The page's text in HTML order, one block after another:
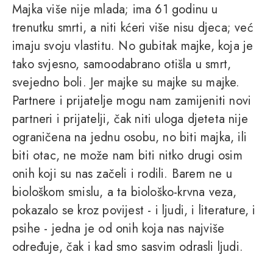
Majka više nije mlada; ima 61 godinu u
trenutku smrti, a niti kćeri više nisu djeca; već
imaju svoju vlastitu. No gubitak majke, koja je
tako svjesno, samoodabrano otišla u smrt,
svejedno boli. Jer majke su majke su majke.
Partnere i prijatelje mogu nam zamijeniti novi
partneri i prijatelji, čak niti uloga djeteta nije
ograničena na jednu osobu, no biti majka, ili
biti otac, ne može nam biti nitko drugi osim
onih koji su nas začeli i rodili. Barem ne u
biološkom smislu, a ta biološko-krvna veza,
pokazalo se kroz povijest - i ljudi, i literature, i
psihe - jedna je od onih koja nas najviše
određuje, čak i kad smo sasvim odrasli ljudi.